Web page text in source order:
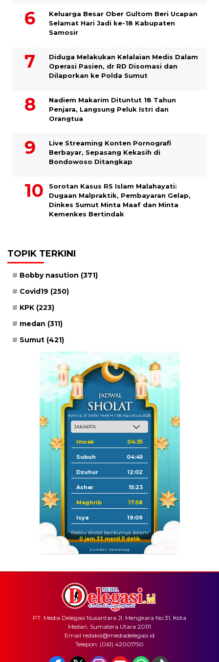
Keluarga Besar Ober Gultom Beri Ucapan
Selamat Hari Jadi ke-18 Kabupaten
Samosir
Diduga Melakukan Kelalaian Medis Dalam
Operasi Pasien, dr RD Disomasi dan
Dilaporkan ke Polda Sumut
​Nadiem Makarim Dituntut 18 Tahun
Penjara, Langsung Peluk Istri dan
Orangtua
Live Streaming Konten Pornografi
Berbayar, Sepasang Kekasih di
Bondowoso Ditangkap
Sorotan Kasus RS Islam Malahayati:
Dugaan Malpraktik, Pembayaran Gelap,
Dinkes Sumut Minta Maaf dan Minta
Kemenkes Bertindak
TOPIK TERKINI
Bobby nasution (371)
Covid19 (250)
KPK (223)
medan (311)
Sumut (421)
Kamis, 21 Safar 1448 H / 06 Agustus 2026
Imsak 04:35
Subuh 04:45
Dzuhur 12:02
Ashar 15:23
Maghrib 17:58
Isya 19:09
Waktu sholat berikutnya dalam:
0 jam 33 menit 11 detik
Sumber: Kemenag
PT. Media Delegasi Nusantara Jl. Mengkara No.31, Kota
Medan, Sumatera Utara 20111
Email redaksi@mediadelegasi.id
Telepon: (061) 42001750